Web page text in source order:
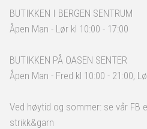
BUTIKKEN I BERGEN SENTRUM
Åpen Man - Lør kl 10:00 - 17:00
BUTIKKEN PÅ OASEN SENTER
Åpen Man - Fred kl 10:00 - 21:00,
Ved høytid og sommer: se vår FB
strikk&garn